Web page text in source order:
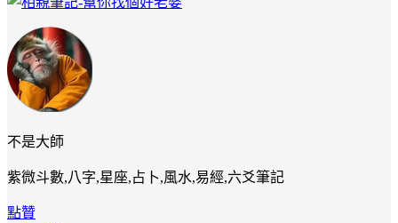
不是大師
紫微斗數,八字,星座,占卜,風水,易經,六爻筆記
點贊